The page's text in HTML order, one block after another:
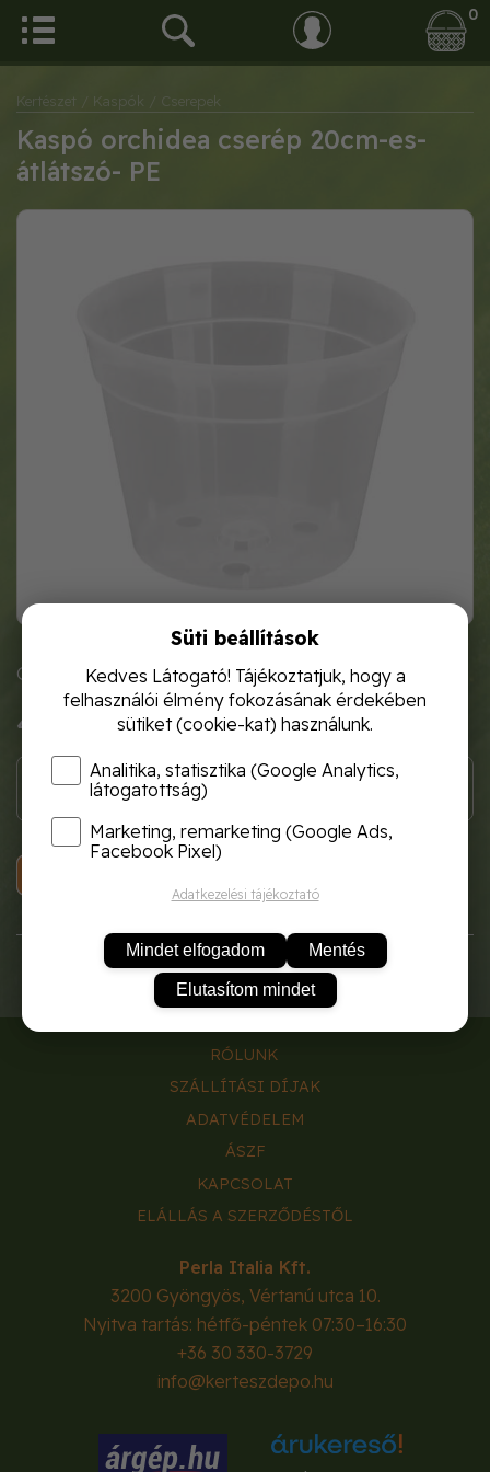
0
Kertészet / Kaspók / Cserepek
Kaspó orchidea cserép 20cm-es-
átlátszó- PE
Cikkszám: 8630
400 Ft
RÓLUNK
SZÁLLÍTÁSI DÍJAK
ADATVÉDELEM
ÁSZF
KAPCSOLAT
ELÁLLÁS A SZERZŐDÉSTŐL
Perla Italia Kft.
3200 Gyöngyös, Vértanú utca 10.
Nyitva tartás: hétfő-péntek 07:30–16:30
+36 30 330-3729
info@kerteszdepo.hu
Süti beállítások
Kedves Látogató! Tájékoztatjuk, hogy a
felhasználói élmény fokozásának érdekében
sütiket (cookie-kat) használunk.
Analitika, statisztika (Google Analytics,
látogatottság)
Marketing, remarketing (Google Ads,
Facebook Pixel)
Adatkezelési tájékoztató
Mindet elfogadom Mentés
Elutasítom mindet